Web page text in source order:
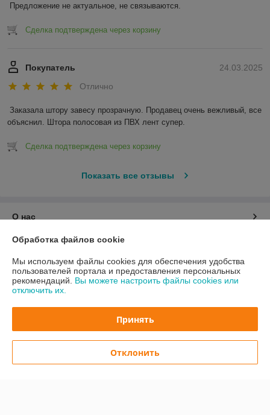
Предложение не актуальное, не связываются.
Сделка подтверждена через корзину
24.03.2025
Покупатель
Отлично
Заказала штору завесу прозрачную. Продавец очень вежливый, все
объяснил. Штора полосовая из ПВХ лент супер.
Сделка подтверждена через корзину
Показать все отзывы
О нас
Контакты
Доставка и оплата
Полная версия сайта
Политика обработки cookies
Обработка файлов cookie
Мы используем файлы cookies для обеспечения удобства
пользователей портала и предоставления персональных
рекомендаций. Вы можете настроить файлы cookies или
отключить их.
Принять
Отклонить